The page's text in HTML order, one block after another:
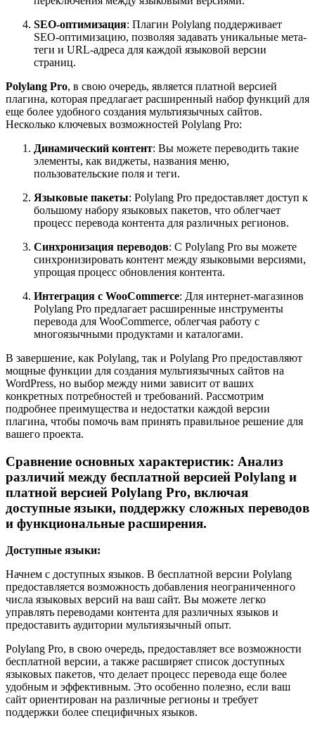
SEO-оптимизация: Плагин Polylang поддерживает
SEO-оптимизацию, позволяя задавать уникальные мета-
теги и URL-адреса для каждой языковой версии
страниц.
Polylang Pro, в свою очередь, является платной версией
плагина, которая предлагает расширенный набор функций для
еще более удобного создания мультиязычных сайтов.
Несколько ключевых возможностей Polylang Pro:
Динамический контент: Вы можете переводить такие
элементы, как виджеты, названия меню,
пользовательские поля и теги.
Языковые пакеты: Polylang Pro предоставляет доступ к
большому набору языковых пакетов, что облегчает
процесс перевода контента для различных регионов.
Синхронизация переводов: С Polylang Pro вы можете
синхронизировать контент между языковыми версиями,
упрощая процесс обновления контента.
Интеграция с WooCommerce: Для интернет-магазинов
Polylang Pro предлагает расширенные инструменты
перевода для WooCommerce, облегчая работу с
многоязычными продуктами и каталогами.
В завершение, как Polylang, так и Polylang Pro предоставляют
мощные функции для создания мультиязычных сайтов на
WordPress, но выбор между ними зависит от ваших
конкретных потребностей и требований. Рассмотрим
подробнее преимущества и недостатки каждой версии
плагина, чтобы помочь вам принять правильное решение для
вашего проекта.
Сравнение основных характеристик: Анализ
различий между бесплатной версией Polylang и
платной версией Polylang Pro, включая
доступные языки, поддержку сложных переводов
и функциональные расширения.
Доступные языки:
Начнем с доступных языков. В бесплатной версии Polylang
предоставляется возможность добавления неограниченного
числа языковых версий на ваш сайт. Вы можете легко
управлять переводами контента для различных языков и
предоставить аудитории мультиязычный опыт.
Polylang Pro, в свою очередь, предоставляет все возможности
бесплатной версии, а также расширяет список доступных
языковых пакетов, что делает процесс перевода еще более
удобным и эффективным. Это особенно полезно, если ваш
сайт ориентирован на различные регионы и требует
поддержки более специфичных языков.